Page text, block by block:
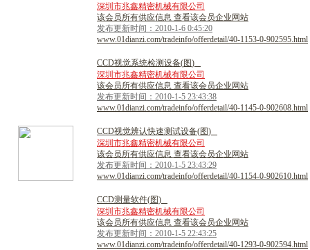
深圳市兆鑫精密机械有限公司
该会员所有供应信息 查看该会员企业网站
发布更新时间：2010-1-6 0:45:20
www.01dianzi.com/tradeinfo/offerdetail/40-1153-0-902595.html
CCD视觉系统检测设备(图)
深圳市兆鑫精密机械有限公司
该会员所有供应信息 查看该会员企业网站
发布更新时间：2010-1-5 23:43:38
www.01dianzi.com/tradeinfo/offerdetail/40-1145-0-902608.html
CCD视觉辨认快速测试设备(图)
深圳市兆鑫精密机械有限公司
该会员所有供应信息 查看该会员企业网站
发布更新时间：2010-1-5 23:43:29
www.01dianzi.com/tradeinfo/offerdetail/40-1154-0-902610.html
CCD测量软件(图)
深圳市兆鑫精密机械有限公司
该会员所有供应信息 查看该会员企业网站
发布更新时间：2010-1-5 22:43:25
www.01dianzi.com/tradeinfo/offerdetail/40-1293-0-902594.html